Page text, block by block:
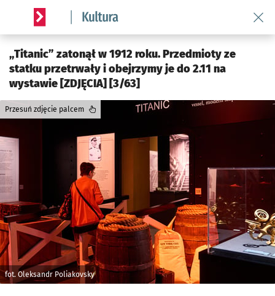
Serwis informacyjny wroclaw.pl podserwis: Kultura
„Titanic” zatonął w 1912 roku. Przedmioty ze
statku przetrwały i obejrzymy je do 2.11 na
wystawie [ZDJĘCIA] [3/63]
fot. Oleksandr Poliakovsky
Przesuń zdjęcie palcem